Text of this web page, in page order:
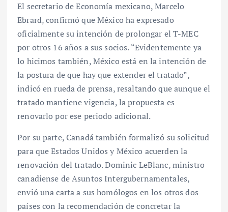
El secretario de Economía mexicano, Marcelo
Ebrard, confirmó que México ha expresado
oficialmente su intención de prolongar el T-MEC
por otros 16 años a sus socios. “Evidentemente ya
lo hicimos también, México está en la intención de
la postura de que hay que extender el tratado”,
indicó en rueda de prensa, resaltando que aunque el
tratado mantiene vigencia, la propuesta es
renovarlo por ese periodo adicional.
Por su parte, Canadá también formalizó su solicitud
para que Estados Unidos y México acuerden la
renovación del tratado. Dominic LeBlanc, ministro
canadiense de Asuntos Intergubernamentales,
envió una carta a sus homólogos en los otros dos
países con la recomendación de concretar la